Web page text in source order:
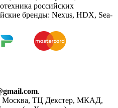
российских
бренды: Nexus, HDX, Sea-
.
Москва, ТЦ Декстер, МКАД,